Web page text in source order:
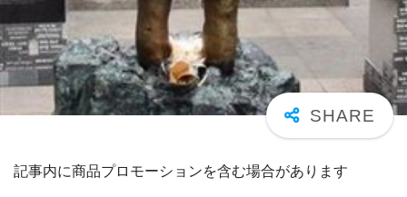
記事内に商品プロモーションを含む場合があります